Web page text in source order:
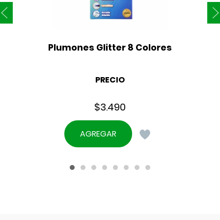
Plumones Glitter 8 Colores
PRECIO
$3.490
AGREGAR